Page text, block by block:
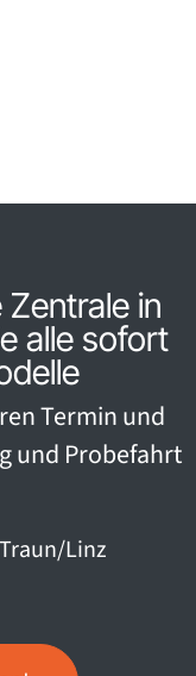
in
alle sofort
Termin und
und Probefahrt
Linz